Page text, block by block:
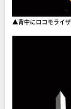
▲背中にロコモライ